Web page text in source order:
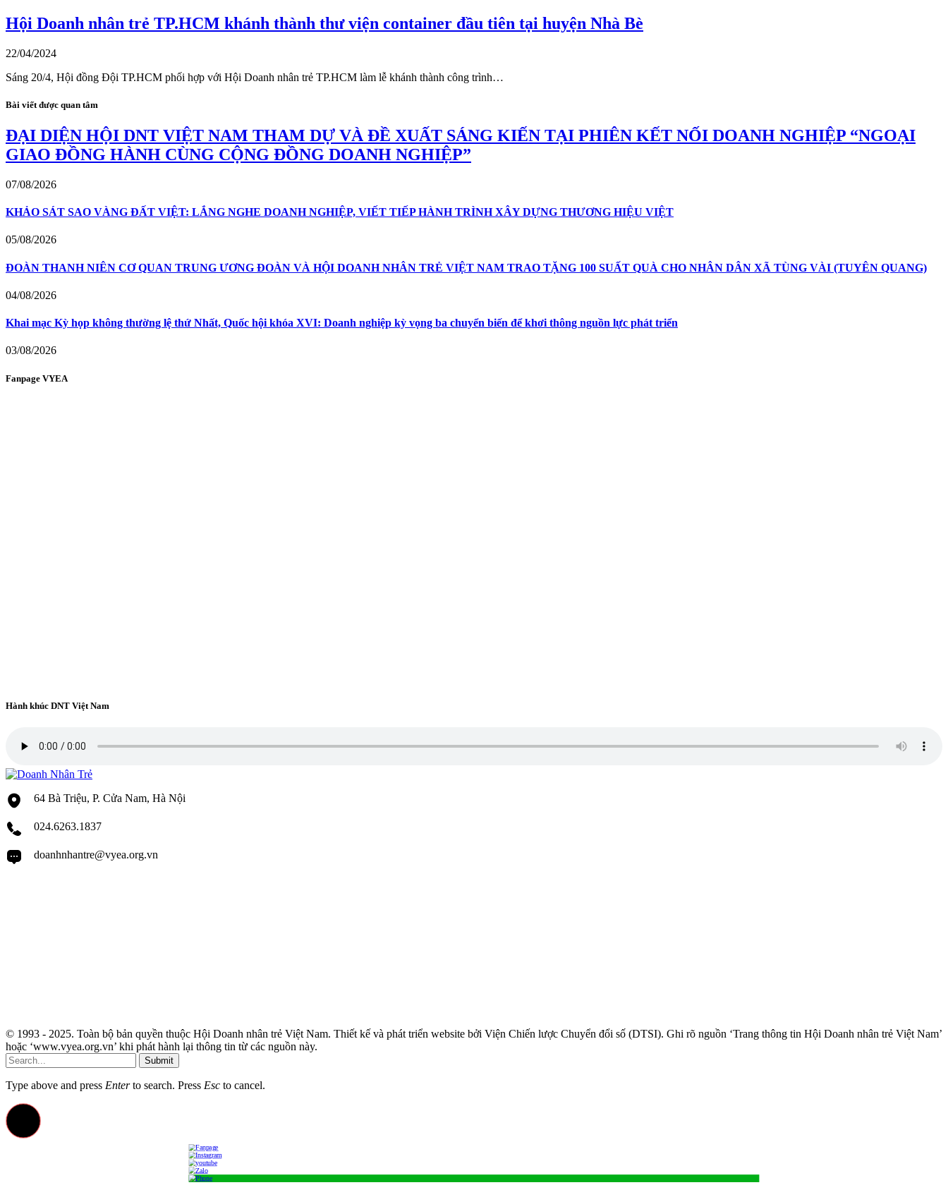
Hội Doanh nhân trẻ TP.HCM khánh thành thư viện container đầu tiên tại huyện Nhà Bè
22/04/2024
Sáng 20/4, Hội đồng Đội TP.HCM phối hợp với Hội Doanh nhân trẻ TP.HCM làm lễ khánh thành công trình…
Bài viết được quan tâm
ĐẠI DIỆN HỘI DNT VIỆT NAM THAM DỰ VÀ ĐỀ XUẤT SÁNG KIẾN TẠI PHIÊN KẾT NỐI DOANH NGHIỆP “NGOẠI
GIAO ĐỒNG HÀNH CÙNG CỘNG ĐỒNG DOANH NGHIỆP”
07/08/2026
KHẢO SÁT SAO VÀNG ĐẤT VIỆT: LẮNG NGHE DOANH NGHIỆP, VIẾT TIẾP HÀNH TRÌNH XÂY DỰNG THƯƠNG HIỆU VIỆT
05/08/2026
ĐOÀN THANH NIÊN CƠ QUAN TRUNG ƯƠNG ĐOÀN VÀ HỘI DOANH NHÂN TRẺ VIỆT NAM TRAO TẶNG 100 SUẤT QUÀ CHO NHÂN DÂN XÃ TÙNG VÀI (TUYÊN QUANG)
04/08/2026
Khai mạc Kỳ họp không thường lệ thứ Nhất, Quốc hội khóa XVI: Doanh nghiệp kỳ vọng ba chuyển biến để khơi thông nguồn lực phát triển
03/08/2026
Fanpage VYEA
Hành khúc DNT Việt Nam
64 Bà Triệu, P. Cửa Nam, Hà Nội
024.6263.1837
doanhnhantre@vyea.org.vn
© 1993 - 2025. Toàn bộ bản quyền thuộc Hội Doanh nhân trẻ Việt Nam. Thiết kế và phát triển website bởi Viện Chiến lược Chuyển đổi số (DTSI). Ghi rõ nguồn ‘Trang thông tin Hội Doanh nhân trẻ Việt Nam’
hoặc ‘www.vyea.org.vn’ khi phát hành lại thông tin từ các nguồn này.
Submit
Type above and press Enterto search. Press Esc to cancel.